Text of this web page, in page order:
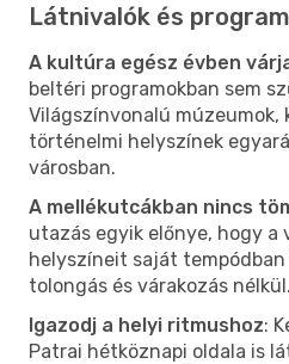
Látnivalók és
A kultúra egész évben
beltéri programokban sem
Világszínvonalú múzeumok,
történelmi helyszínek
városban.
A mellékutcákban nincs
utazás egyik előnye, hogy a
helyszíneit saját
tolongás és várakozás nélkül.
Igazodj a helyi ritmushoz:
Patrai hétköznapi oldala is